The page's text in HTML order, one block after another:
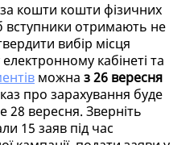
кошти кошти фізичних
вступники отримають не
вибір місця
кабінеті та
можна з 26 вересня
про зарахування буде
вересня. Зверніть
15 заяв під час